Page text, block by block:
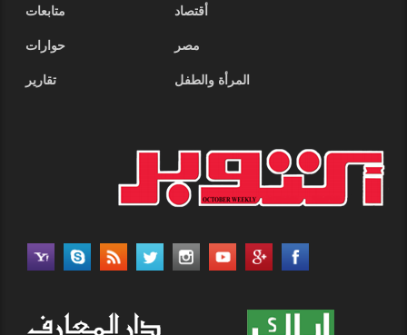
أقتصاد
متابعات
مصر
حوارات
المرأة والطفل
تقارير